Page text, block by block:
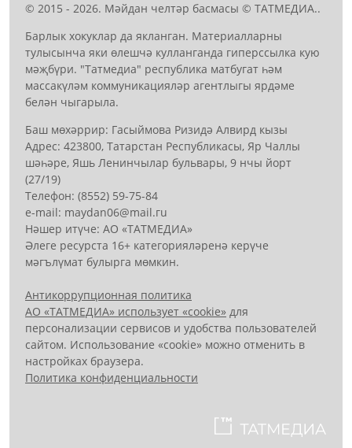
© 2015 - 2026. Мәйдан челтәр басмасы © ТАТМЕДИА..
Барлык хокуклар да якланган. Материалларны
тулысынча яки өлешчә кулланганда гиперссылка кую
мәҗбүри. "Татмедиа" республика матбугат һәм
массакүләм коммуникацияләр агентлыгы ярдәме
белән чыгарыла.
Баш мөхәррир: Гасыймова Ризидә Алвирд кызы
Адрес: 423800, Татарстан Республикасы, Яр Чаллы
шәһәре, Яшь Ленинчылар бульвары, 9 нчы йорт
(27/19)
Телефон: (8552) 59-75-84
е-mail: mауdаn06@mail.гu
Нәшер итүче: АО «ТАТМЕДИА»
Әлеге ресурста 16+ категорияләренә керүче
мәгълүмат булырга мөмкин.
Антикоррупционная политика
АО «ТАТМЕДИА» использует «cookie» для
персонализации сервисов и удобства пользователей
сайтом. Использование «cookie» можно отменить в
настройках браузера.
Политика конфиденциальности